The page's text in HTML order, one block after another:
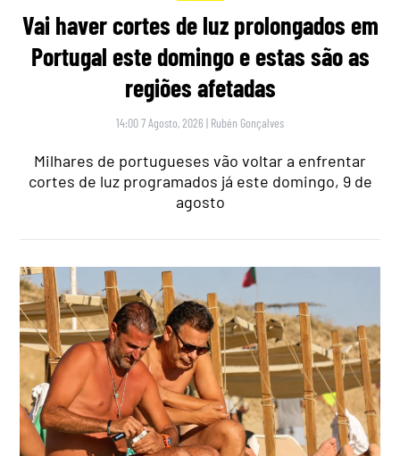
Vai haver cortes de luz prolongados em
Portugal este domingo e estas são as
regiões afetadas
14:00 7 Agosto, 2026 | Rubén Gonçalves
Milhares de portugueses vão voltar a enfrentar
cortes de luz programados já este domingo, 9 de
agosto